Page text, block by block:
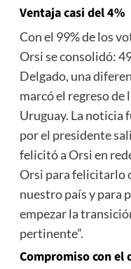
Ventaja casi del 4%
Con el 99% de los
Orsi se consolidó:
Delgado, una
marcó el regreso de
Uruguay. La noticia
por el presidente
felicitó a Orsi en
Orsi para felicitarlo
nuestro país y para
empezar la
pertinente”.
Compromiso con el